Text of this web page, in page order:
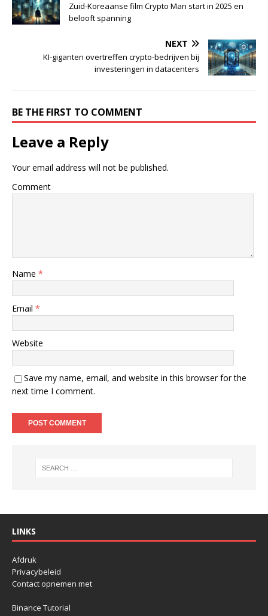
Zuid-Koreaanse film Crypto Man start in 2025 en
belooft spanning
NEXT
KI-giganten overtreffen crypto-bedrijven bij
investeringen in datacenters
BE THE FIRST TO COMMENT
Leave a Reply
Your email address will not be published.
Comment
Name *
Email *
Website
Save my name, email, and website in this browser for the
next time I comment.
LINKS
Afdruk
Privacybeleid
Contact opnemen met
Binance Tutorial